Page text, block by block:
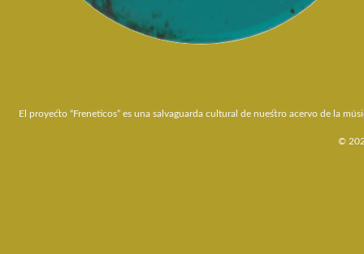
El proyecto “Freneticos” es una salvaguarda cultural de nuestro acervo de la
©